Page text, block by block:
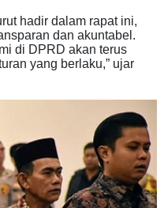
hadir dalam rapat ini,
dan akuntabel.
di DPRD akan terus
yang berlaku,” ujar